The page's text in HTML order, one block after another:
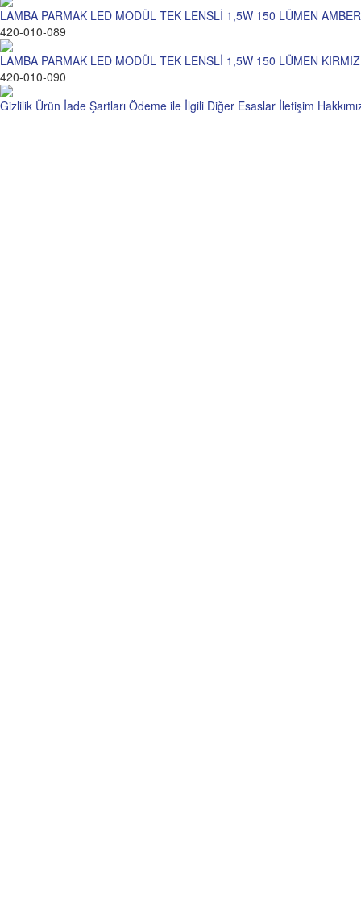
LAMBA PARMAK LED MODÜL TEK LENSLİ 1,5W 150 LÜMEN
420-010-089
LAMBA PARMAK LED MODÜL TEK LENSLİ 1,5W 150 LÜMEN
420-010-090
Gizlilik Ürün İade Şartları Ödeme ile İlgili Diğer Esaslar İletişim